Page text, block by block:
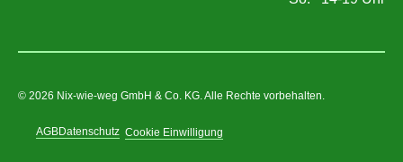
© 2026 Nix-wie-weg GmbH & Co. KG. Alle Rechte vorbehalten.
AGBDatenschutz Cookie Einwilligung